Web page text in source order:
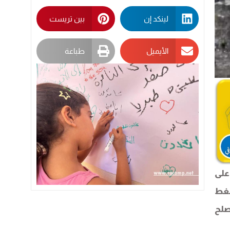
لينكد إن بين تريست
الأيميل طباعة